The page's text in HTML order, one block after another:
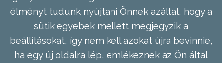
élményt tudunk nyújtani Önnek azáltal, hogy a
sütik egyebek mellett megjegyzik a
beállításokat, így nem kell azokat újra bevinnie,
ha egy új oldalra lép, emlékeznek az Ön által